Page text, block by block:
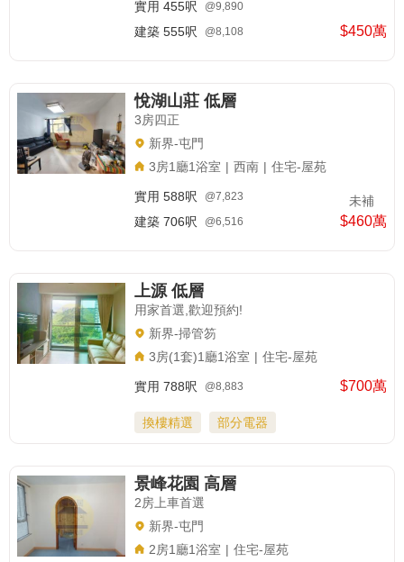
$450萬
實用 455呎 @9,890
建築 555呎 @8,108
悅湖山莊 低層
3房四正
新界-屯門
3房1廳1浴室 | 西南 | 住宅-屋苑
未補
$460萬
實用 588呎 @7,823
建築 706呎 @6,516
上源 低層
用家首選,歡迎預約!
新界-掃管笏
3房(1套)1廳1浴室 | 住宅-屋苑
$700萬
實用 788呎 @8,883
換樓精選 部分電器
景峰花園 高層
2房上車首選
新界-屯門
2房1廳1浴室 | 住宅-屋苑